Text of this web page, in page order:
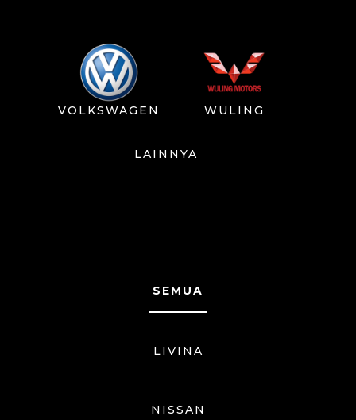
VOLKSWAGEN WULING
LAINNYA
SEMUA
LIVINA
NISSAN